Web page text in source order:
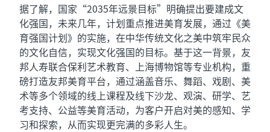
据了解，国家“2035年远景目标”明确提出要建成文
化强国，未来几年，计划重点推进美育发展，通过《美
育强国计划》的实施，在中华传统文化之美中筑牢民众
的文化自信，实现文化强国的目标。基于这一背景，友
邦人寿联合保利艺术教育、上海博物馆等专业机构，重
磅打造友邦美育平台，通过涵盖音乐、舞蹈、戏剧、美
术等多个领域的线上课程及线下沙龙、观演、研学、艺
考支持、公益等美育活动，为客户开启对美的感知、学
习和探索，从而实现更完满的多彩人生。